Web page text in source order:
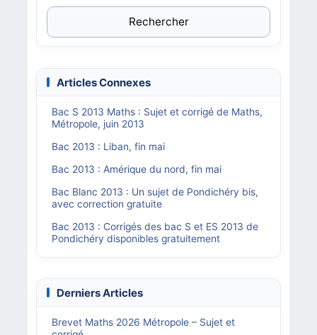
Rechercher
Articles Connexes
Bac S 2013 Maths : Sujet et corrigé de Maths,
Métropole, juin 2013
Bac 2013 : Liban, fin mai
Bac 2013 : Amérique du nord, fin mai
Bac Blanc 2013 : Un sujet de Pondichéry bis,
avec correction gratuite
Bac 2013 : Corrigés des bac S et ES 2013 de
Pondichéry disponibles gratuitement
Derniers Articles
Brevet Maths 2026 Métropole – Sujet et